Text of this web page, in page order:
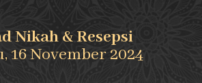
Nikah & Resepsi
16 November 2024